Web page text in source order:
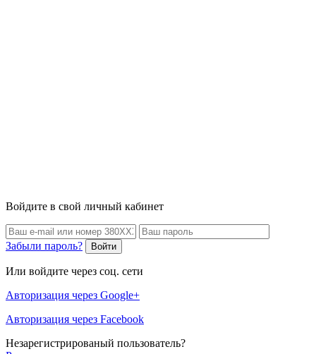
Войдите в свой личный кабинет
Забыли пароль? Войти
Или войдите через соц. сети
Авторизация через Google+
Авторизация через Facebook
Незарегистрированый пользователь?